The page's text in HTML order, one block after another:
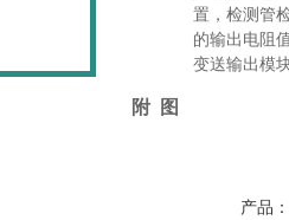
置，检测管
的输出电阻
变送输出模
附 图
产品：